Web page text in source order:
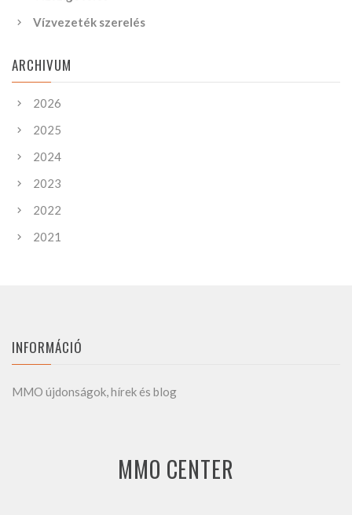
Vízvezeték szerelés
ARCHIVUM
2026
2025
2024
2023
2022
2021
INFORMÁCIÓ
MMO újdonságok, hírek és blog
MMO CENTER